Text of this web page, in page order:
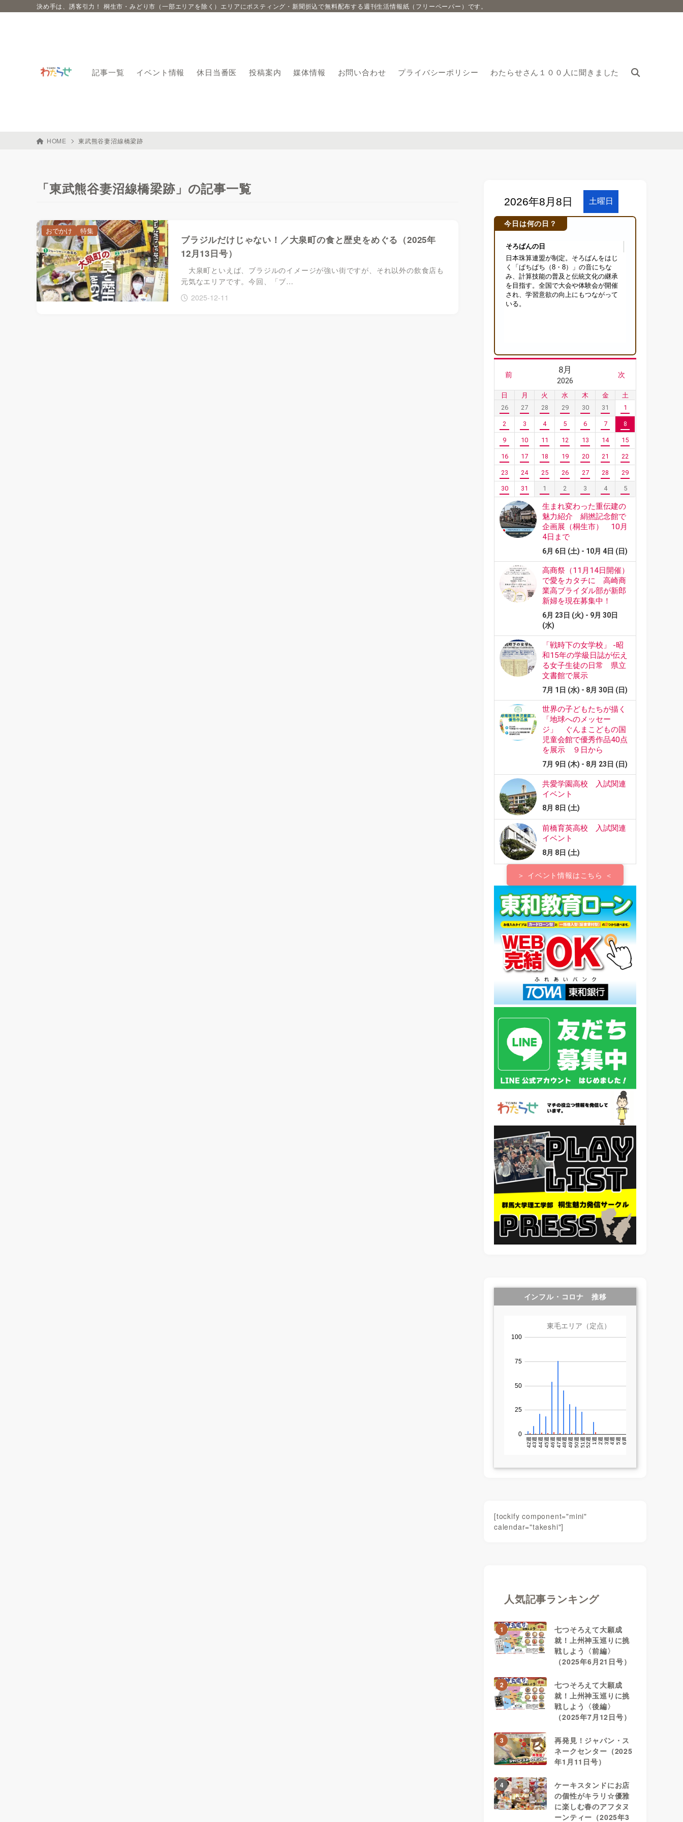
決め手は、誘客引力！ 桐生市・みどり市（一部エリアを除く）エリアにポスティング・新聞折込で無料配布する週刊生活情報紙（フリーペーパー）です。
記事一覧 イベント情報 休日当番医 投稿案内 媒体情報 お問い合わせ プライバシーポリシー わたらせさん１００人に聞きました
HOME 東武熊谷妻沼線橋梁跡
「東武熊谷妻沼線橋梁跡」の記事一覧
ブラジルだけじゃない！／大泉町の食と歴史をめぐる（2025年
12月13日号）
大泉町といえば、ブラジルのイメージが強い街ですが、それ以外の飲食店も
元気なエリアです。今回、「ブ…
2025-12-11
おでかけ 特集
今日は何の日？
＞ イベント情報はこちら ＜
インフル・コロナ 推移
[tockify component="mini"
calendar="takeshi"]
人気記事ランキング
1
七つそろえて大願成
就！上州神玉巡りに挑
戦しよう〈前編〉
（2025年6月21日号）
2
七つそろえて大願成
就！上州神玉巡りに挑
戦しよう〈後編〉
（2025年7月12日号）
3
再発見！ジャパン・ス
ネークセンター（2025
年1月11日号）
4
ケーキスタンドにお店
の個性がキラリ☆優雅
に楽しむ春のアフタヌ
ーンティー（2025年3